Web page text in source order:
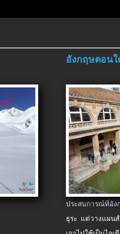
อังกฤษตอนใ
ประสบการณ์ที่อัง
ธุระ แต่วางแผน